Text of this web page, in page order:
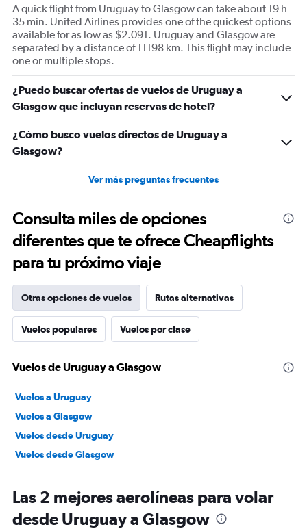
A quick flight from Uruguay to Glasgow can take about 19 h
35 min. United Airlines provides one of the quickest options
available for as low as $2.091. Uruguay and Glasgow are
separated by a distance of 11198 km. This flight may include
one or multiple stops.
¿Puedo buscar ofertas de vuelos de Uruguay a
Glasgow que incluyan reservas de hotel?
¿Cómo busco vuelos directos de Uruguay a
Glasgow?
Ver más preguntas frecuentes
Consulta miles de opciones
diferentes que te ofrece Cheapflights
para tu próximo viaje
Otras opciones de vuelos Rutas alternativas
Vuelos populares Vuelos por clase
Vuelos de Uruguay a Glasgow
Vuelos a Uruguay
Vuelos a Glasgow
Vuelos desde Uruguay
Vuelos desde Glasgow
Las 2 mejores aerolíneas para volar
desde Uruguay a Glasgow